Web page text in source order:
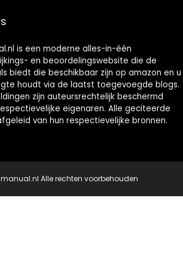
is een moderne alles-in-één
en beoordelingswebsite die de
biedt die beschikbaar zijn op amazon en u
houdt via de laatst toegevoegde blogs.
zijn auteursrechtelijk beschermd
eigenaren. Alle geciteerde
van hun respectievelijke bronnen.
Alle rechten voorbehouden